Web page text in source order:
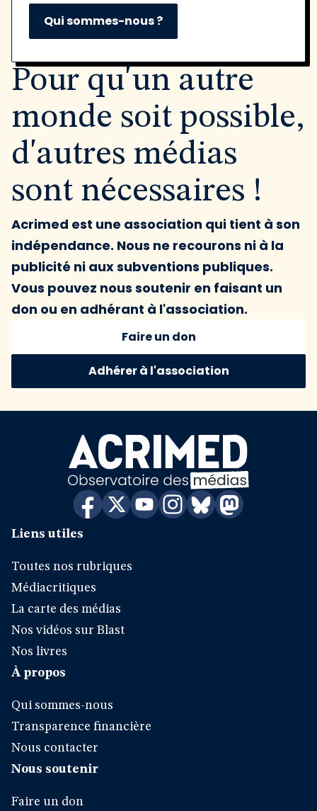
Qui sommes-nous ?
Pour qu'un autre
monde soit possible,
d'autres médias
sont nécessaires !
Acrimed est une association qui tient à son
indépendance. Nous ne recourons ni à la
publicité ni aux subventions publiques.
Vous pouvez nous soutenir en faisant un
don ou en adhérant à l'association.
Faire un don
Adhérer à l'association
Liens utiles
Toutes nos rubriques
Médiacritiques
La carte des médias
Nos vidéos sur Blast
Nos livres
À propos
Qui sommes-nous
Transparence financière
Nous contacter
Nous soutenir
Faire un don